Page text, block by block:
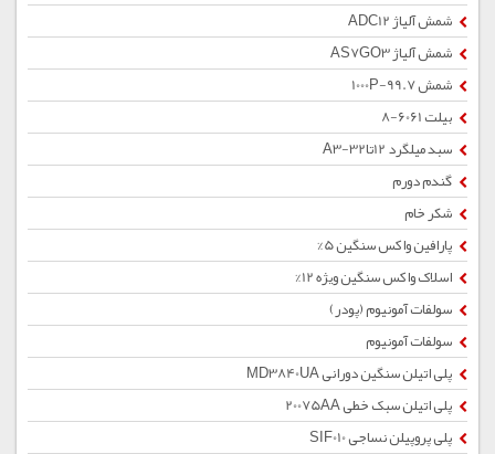
شمش آلیاژ ADC12
شمش آلیاژ AS7GO3
شمش 1000P-99.7
بیلت 6061-8
سبد میلگرد 12تا32-A3
گندم دورم
شکر خام
پارافین واکس سنگین 5%
اسلاک واکس سنگین ویژه 12%
سولفات آمونیوم (پودر)
سولفات آمونیوم
پلی اتیلن سنگین دورانی MD3840UA
پلی اتیلن سبک خطی 20075AA
پلی پروپیلن نساجی SIF010